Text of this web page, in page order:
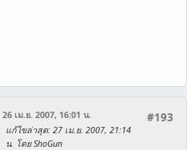
#193
26 เม.ย. 2007, 16:01 น.
แก้ไขล่าสุด: 27 เม.ย. 2007, 21:14
น. โดย ShoGun